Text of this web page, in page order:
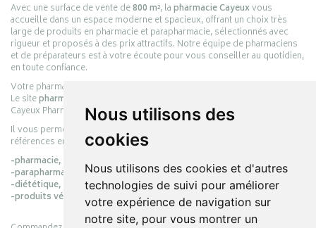
Nous utilisons des
cookies
Nous utilisons des cookies et d'autres
technologies de suivi pour améliorer
votre expérience de navigation sur
notre site, pour vous montrer un
Avec une surface de vente de800 m², lapharmacie Cayeuxvous
accueille dans un espace moderne et spacieux, offrant un choix très
large de produits en pharmacie et parapharmacie, sélectionnés avec
rigueur et proposés à des prix attractifs. Notre équipe de pharmaciens
et de préparateurs est à votre écoute pour vous conseiller au quotidien,
en toute confiance.
Votre pharmacie en ligne :
Le sitepharmacie-cayeux.fr
Cayeux Pharmabest Berck-sur-Mer – Rang-du-Fliers.
Il vous permet de réaliser vos achats en ligne parmi des milliers de
références en :
-pharmacie,
-parapharmacie,
-diététique,
-produits vétérinaires.